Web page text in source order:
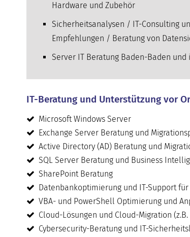
Hardware und Zubehör
Sicherheitsanalysen / IT-Consulting
Empfehlungen / Beratung von
Server IT Beratung Baden-Baden und
IT-Beratung und Unterstützung vor
Microsoft Windows Server
Exchange Server Beratung und
Active Directory (AD) Beratung und
SQL Server Beratung und Business
SharePoint Beratung
Datenbankoptimierung und IT-Support für
VBA- und PowerShell Optimierung und
Cloud-Lösungen und Cloud-Migration (z.B.
Cybersecurity-Beratung und IT-